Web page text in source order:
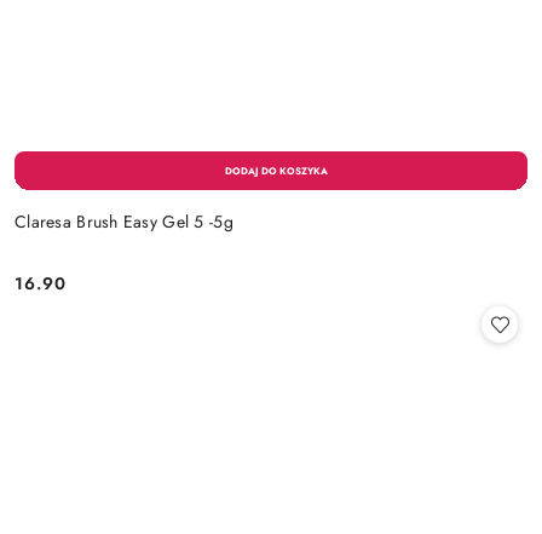
Claresa Brush Easy Gel 5 -5g
Cena:
16.90